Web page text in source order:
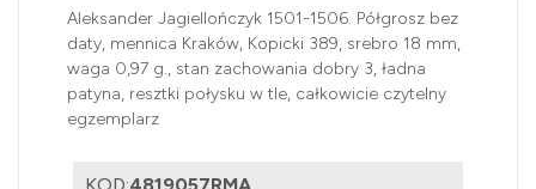
Aleksander Jagiellończyk 1501-1506. Półgrosz bez
daty, mennica Kraków, Kopicki 389, srebro 18 mm,
waga 0,97 g., stan zachowania dobry 3, ładna
patyna, resztki połysku w tle, całkowicie czytelny
egzemplarz